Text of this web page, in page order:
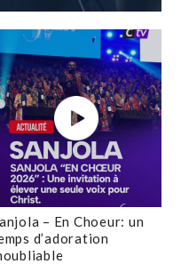
– En Choeur: un
d’adoration